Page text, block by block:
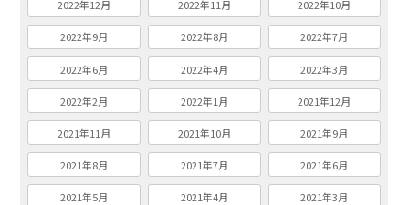
2022年12月 2022年11月 2022年10月
2022年9月 2022年8月 2022年7月
2022年6月 2022年4月 2022年3月
2022年2月 2022年1月 2021年12月
2021年11月 2021年10月 2021年9月
2021年8月 2021年7月 2021年6月
2021年5月 2021年4月 2021年3月